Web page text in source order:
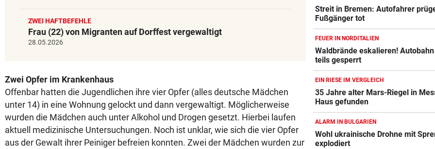
ZWEI HAFTBEFEHLE
Frau (22) von Migranten auf Dorffest vergewaltigt
28.05.2026
Zwei Opfer im Krankenhaus
Offenbar hatten die Jugendlichen ihre vier Opfer (alles deutsche Mädchen
unter 14) in eine Wohnung gelockt und dann vergewaltigt. Möglicherweise
wurden die Mädchen auch unter Alkohol und Drogen gesetzt. Hierbei laufen
aktuell medizinische Untersuchungen. Noch ist unklar, wie sich die vier Opfer
aus der Gewalt ihrer Peiniger befreien konnten. Zwei der Mädchen wurden zur
MOURINHO GREIFT DURCH vor
Diese Regeln gelten ab
die Real-Spieler
UM WESTEN ZU SPALTEN vor
US-Geheimdienste: Putin
NATO-Land angreifen
Streit in Bremen: Autofahrer
Fußgänger tot
FEUER IN NORDITALIEN
Waldbrände eskalieren!
teils gesperrt
EIN RIESE IM VERGLEICH
35 Jahre alter Mars-Riegel in
Haus gefunden
ALARM IN BULGARIEN
Wohl ukrainische Drohne mit
explodiert